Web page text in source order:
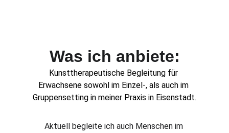
Was ich anbiete:
Kunsttherapeutische Begleitung für
Erwachsene sowohl im Einzel-, als auch im
Gruppensetting in meiner Praxis in Eisenstadt.
Aktuell begleite ich auch Menschen im